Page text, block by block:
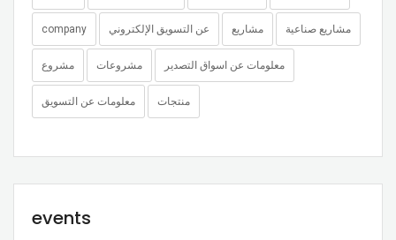
company عن التسويق الإلكتروني مشاريع مشاريع صناعية
مشروع مشروعات معلومات عن اسواق التصدير
معلومات عن التسويق منتجات
events